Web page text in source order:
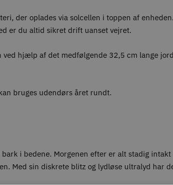
der oplades via solcellen i toppen af
er du altid sikret drift uanset vejret.
hjælp af det medfølgende 32,5 cm lange
bruges udendørs året rundt.
i bedene. Morgenen efter er alt stadig
Med sin diskrete blitz og lydløse ultralyd har